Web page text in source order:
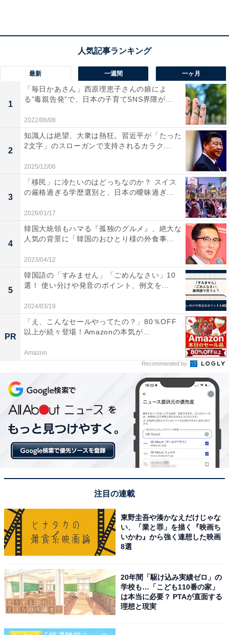
とりわけ3月の気候を考えると、パラリンピックの継続
的な実施は大きな課題です。
五輪とパラリンピックを2月に同時開催するというアイ
デアもありますが、研究チームは、両大会を同じ時期に
実施すれば、大会の規模が巨大化し、競技数がほぼ倍に
なる複雑さから非常に困難との見方を示しています。
そこで五輪とパラリンピックの開催を数週間前倒しする
ことで、パラリンピックを開催できる場所は38カ所に増
と研究チームは指摘しています。IOCもこの案を検
討しています。
ただ、開催に適しているという場所でさえ、大半は人工
雪が不可欠であり、造雪のための水資源や設備を確保で
もし自然の雪だけで開催可能な場所を見た場合、2050年
代に冬季競技を実施できるのは、日本のニセコ、ロシア
のテルスコル、フランスのバルディゼールとクールシュ
ベルの4カ所しかないという調査結果もあります。
次ページ 夏季競技の一部を冬季五輪へ
ミラノ・コルティナ五輪で「注目している選
手」ランキング！ 2位「坂本花織」を抑えた1位
は？
最新 一週間 一ヶ月
1
「毎日かあさん」西原理恵子さんの娘によ
る”毒親告発”で、日本の子育てSNS界隈が...
2022/06/08
2
知識人は絶望、大衆は熱狂。習近平が「たった
2文字」のスローガンで支持されるカラク...
2025/12/06
3
「移民」に冷たいのはどっちなのか？ スイス
の厳格過ぎる学歴選別と、日本の曖昧過ぎ...
2026/01/17
4
韓国大統領もハマる『孤独のグルメ』、絶大な
人気の背景に「韓国のおひとり様の外食事...
2023/04/12
5
韓国語の「すみません」「ごめんなさい」10
選！ 使い分けや発音のポイント、例文を...
2024/03/19
PR
「え、こんなセールやってたの？」80％OFF
以上が続々登場！Amazonの本気が...
Amazon
Recommended by
注目の連載
東野圭吾や湊かなえだけじゃな
い、「業と罪」を描く『映画ち
いかわ』から強く連想した映画
8選
20年間「駆け込み実績ゼロ」の
学校も…「こども110番の家」
は本当に必要？ PTAが直面する
理想と現実